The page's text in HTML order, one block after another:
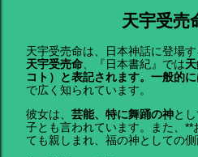
天宇受売
天宇受売命は、日本神話に登場
天宇受売命 、『日本書紀』では
コト）
と表記されます。一般的
で広く知られています。
彼女は、 芸能、特に舞踊の神と
子とも言われています。また、**
ても親しまれ、福の神としての